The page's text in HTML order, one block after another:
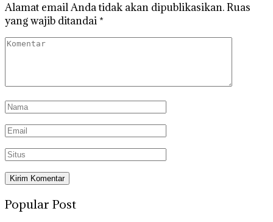
Alamat email Anda tidak akan dipublikasikan.Ruas
yang wajib ditandai *
Popular Post